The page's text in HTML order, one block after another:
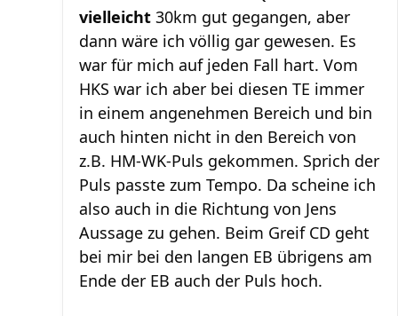
vielleicht 30km gut gegangen, aber
dann wäre ich völlig gar gewesen. Es
war für mich auf jeden Fall hart. Vom
HKS war ich aber bei diesen TE immer
in einem angenehmen Bereich und bin
auch hinten nicht in den Bereich von
z.B. HM-WK-Puls gekommen. Sprich der
Puls passte zum Tempo. Da scheine ich
also auch in die Richtung von Jens
Aussage zu gehen. Beim Greif CD geht
bei mir bei den langen EB übrigens am
Ende der EB auch der Puls hoch.